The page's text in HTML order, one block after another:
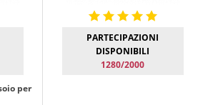
per
PARTECIPAZIONI
DISPONIBILI
1280/2000